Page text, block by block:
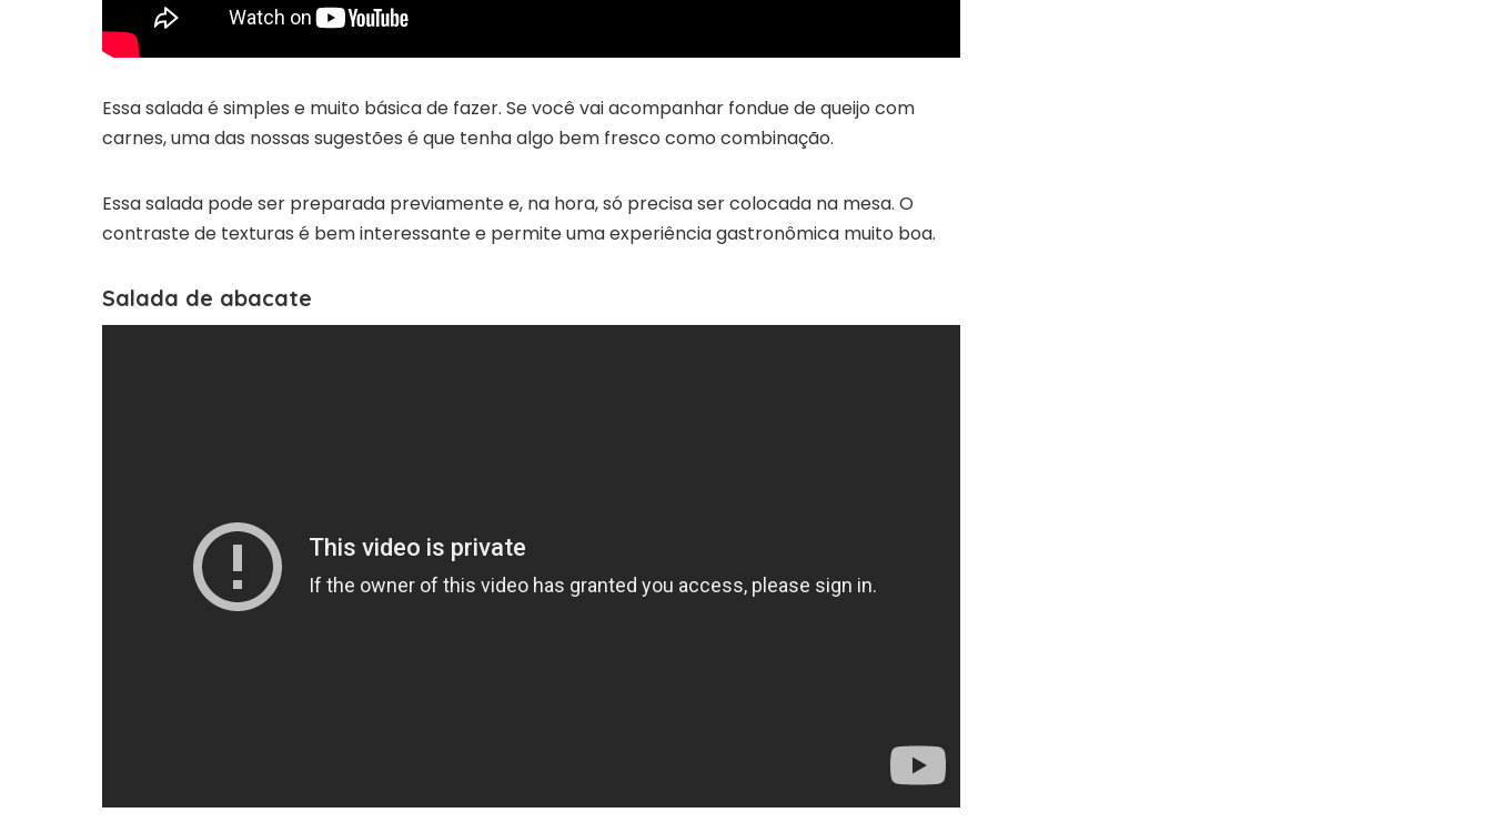
Essa salada é simples e muito básica de fazer. Se você vai acompanhar fondue de queijo com
carnes, uma das nossas sugestões é que tenha algo bem fresco como combinação.
Essa salada pode ser preparada previamente e, na hora, só precisa ser colocada na mesa. O
contraste de texturas é bem interessante e permite uma experiência gastronômica muito boa.
Salada de abacate